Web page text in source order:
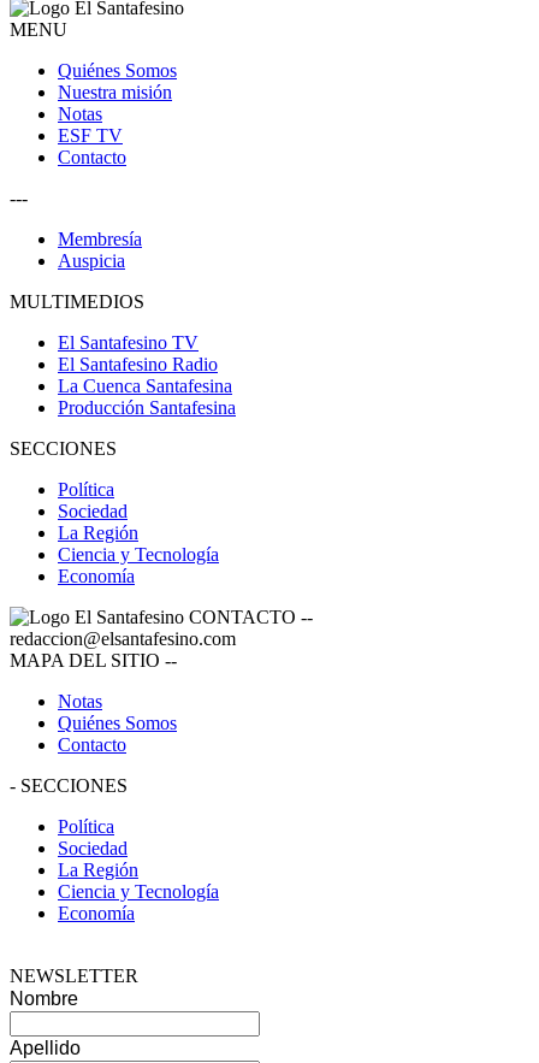
MENU
Quiénes Somos
Nuestra misión
Notas
ESF TV
Contacto
---
Membresía
Auspicia
MULTIMEDIOS
El Santafesino TV
El Santafesino Radio
La Cuenca Santafesina
Producción Santafesina
SECCIONES
Política
Sociedad
La Región
Ciencia y Tecnología
Economía
CONTACTO --
redaccion@elsantafesino.com
MAPA DEL SITIO --
Notas
Quiénes Somos
Contacto
- SECCIONES
Política
Sociedad
La Región
Ciencia y Tecnología
Economía
NEWSLETTER
Nombre
Apellido